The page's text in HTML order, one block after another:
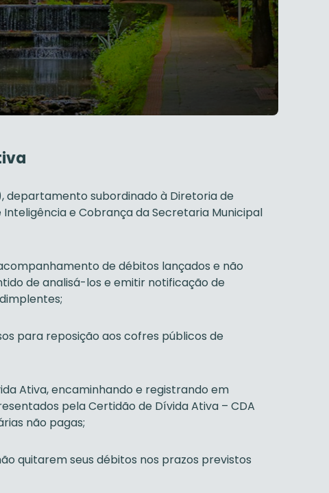
departamento subordinado à Diretoria de
e Cobrança da Secretaria Municipal
de débitos lançados e não
de analisá-los e emitir notificação de
para reposição aos cofres públicos de
Ativa, encaminhando e registrando em
pela Certidão de Dívida Ativa – CDA
não pagas;
quitarem seus débitos nos prazos previstos